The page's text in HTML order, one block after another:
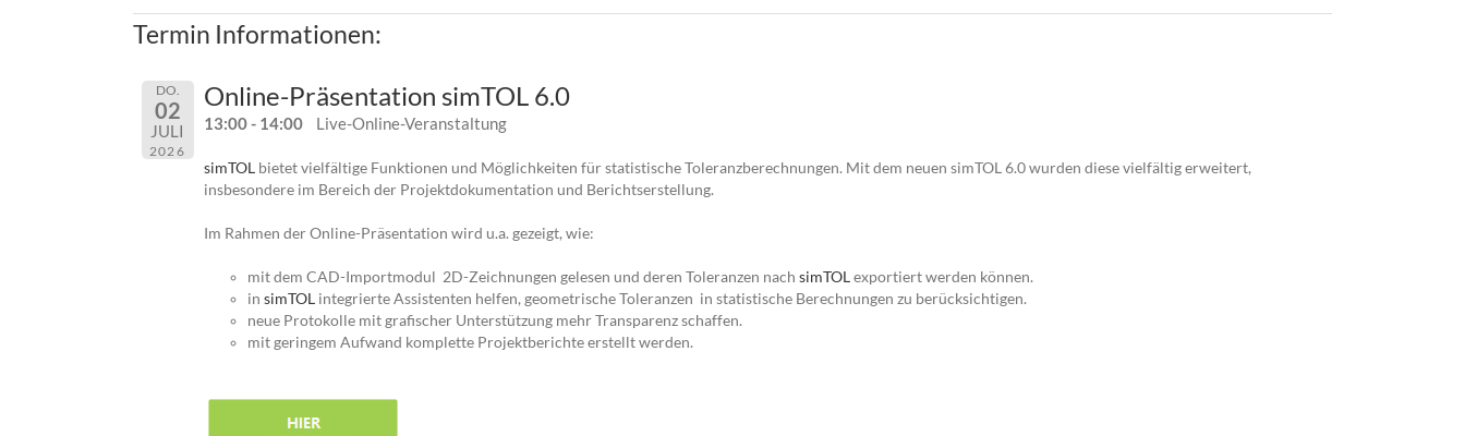
Termin Informationen:
DO.
02
JULI
2026
Online-Präsentation simTOL 6.0
13:00 - 14:00 Live-Online-Veranstaltung
simTOLbietet vielfältige Funktionen und Möglichkeiten für statistische Toleranzberechnungen. Mit dem neuen simTOL 6.0 wurden diese vielfältig erweitert,
insbesondere im Bereich der Projektdokumentation und Berichtserstellung.
Im Rahmen der Online-Präsentation wird u.a. gezeigt, wie:
mit dem CAD-Importmodul 2D-Zeichnungen gelesen und deren Toleranzen nach simTOLexportiert werden können.
in simTOLintegrierte Assistenten helfen, geometrische Toleranzen in statistische Berechnungen zu berücksichtigen.
neue Protokolle mit grafischer Unterstützung mehr Transparenz schaffen.
mit geringem Aufwand komplette Projektberichte erstellt werden.